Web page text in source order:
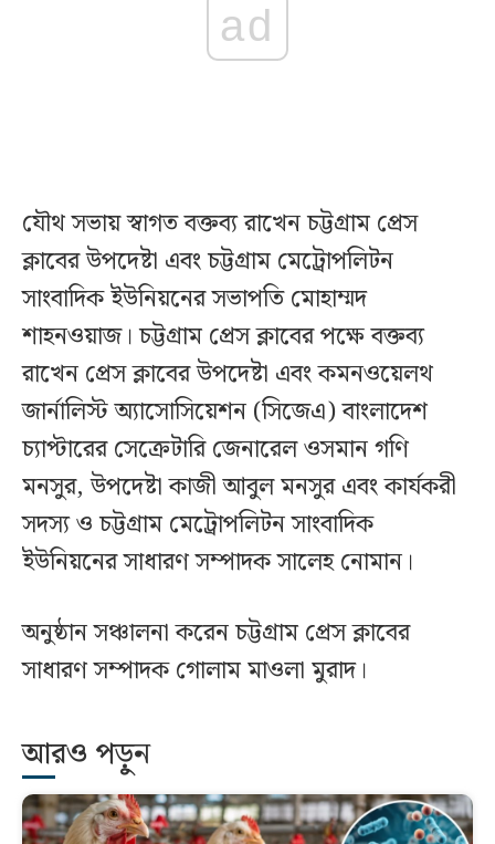
ad
যৌথ সভায় স্বাগত বক্তব্য রাখেন চট্টগ্রাম প্রেস
ক্লাবের উপদেষ্টা এবং চট্টগ্রাম মেট্রোপলিটন
সাংবাদিক ইউনিয়নের সভাপতি মোহাম্মদ
শাহনওয়াজ। চট্টগ্রাম প্রেস ক্লাবের পক্ষে বক্তব্য
রাখেন প্রেস ক্লাবের উপদেষ্টা এবং কমনওয়েলথ
জার্নালিস্ট অ্যাসোসিয়েশন (সিজেএ) বাংলাদেশ
চ্যাপ্টারের সেক্রেটারি জেনারেল ওসমান গণি
মনসুর, উপদেষ্টা কাজী আবুল মনসুর এবং কার্যকরী
সদস্য ও চট্টগ্রাম মেট্রোপলিটন সাংবাদিক
ইউনিয়নের সাধারণ সম্পাদক সালেহ নোমান।
অনুষ্ঠান সঞ্চালনা করেন চট্টগ্রাম প্রেস ক্লাবের
সাধারণ সম্পাদক গোলাম মাওলা মুরাদ।
আরও পড়ুন